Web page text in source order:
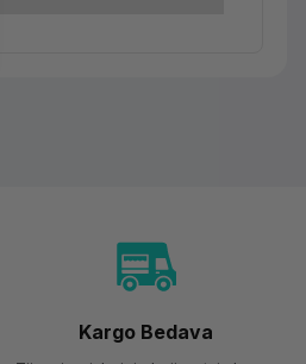
Kargo Bedava